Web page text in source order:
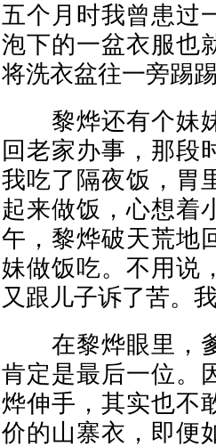
五个月时我曾患过
泡下的一盆衣服也
将洗衣盆往一旁踢
黎烨还有个妹妹
回老家办事，那段
我吃了隔夜饭，胃
起来做饭，心想着
午，黎烨破天荒地
妹做饭吃。不用说
又跟儿子诉了苦。
在黎烨眼里，爹
肯定是最后一位。
烨伸手，其实也不
价的山寨衣，即便